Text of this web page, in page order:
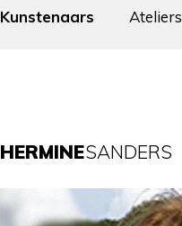
Kunstenaars Ateliers
HERMINESANDERS